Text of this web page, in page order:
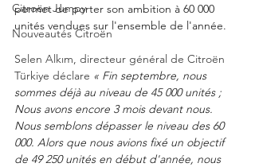
Citroën Jumpy
Nouveautés Citroën
permet de porter son ambition à 60 000
unités vendues sur l'ensemble de l'année.
Selen Alkım, directeur général de Citroën
Türkiye déclare « Fin septembre, nous
sommes déjà au niveau de 45 000 unités ;
Nous avons encore 3 mois devant nous.
Nous semblons dépasser le niveau des 60
000. Alors que nous avions fixé un objectif
de 49 250 unités en début d'année, nous